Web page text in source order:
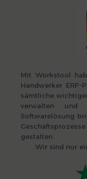
Mit Workstool
Handwerker
sämtliche
verwalten und
Softwarelösung
gestalten.
Wir sind nur